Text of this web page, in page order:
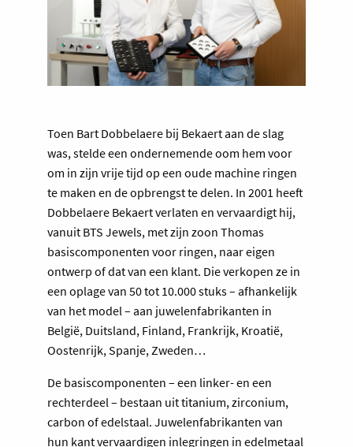
Toen Bart Dobbelaere bij Bekaert aan de slag
was, stelde een ondernemende oom hem voor
om in zijn vrije tijd op een oude machine ringen
te maken en de opbrengst te delen. In 2001 heeft
Dobbelaere Bekaert verlaten en vervaardigt hij,
vanuit BTS Jewels, met zijn zoon Thomas
basiscomponenten voor ringen, naar eigen
ontwerp of dat van een klant. Die verkopen ze in
een oplage van 50 tot 10.000 stuks – afhankelijk
van het model – aan juwelenfabrikanten in
België, Duitsland, Finland, Frankrijk, Kroatië,
Oostenrijk, Spanje, Zweden…
De basiscomponenten – een linker- en een
rechterdeel – bestaan uit titanium, zirconium,
carbon of edelstaal. Juwelenfabrikanten van
hun kant vervaardigen inlegringen in edelmetaal